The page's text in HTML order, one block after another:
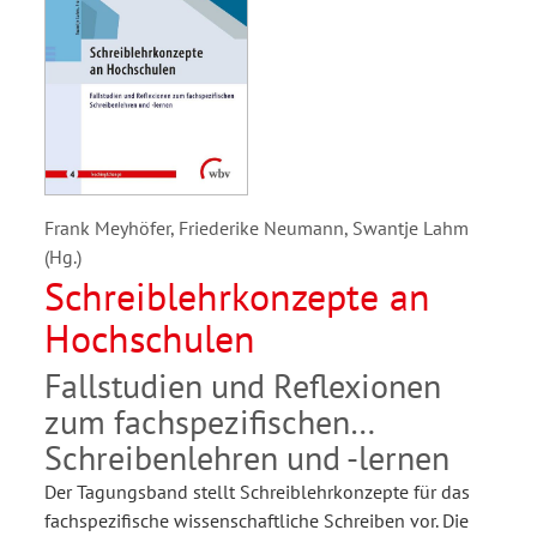
Frank Meyhöfer, Friederike Neumann, Swantje Lahm
(Hg.)
Schreiblehrkonzepte an
Hochschulen
Fallstudien und Reflexionen
zum fachspezifischen
Schreibenlehren und -lernen
Der Tagungsband stellt Schreiblehrkonzepte für das
fachspezifische wissenschaftliche Schreiben vor. Die